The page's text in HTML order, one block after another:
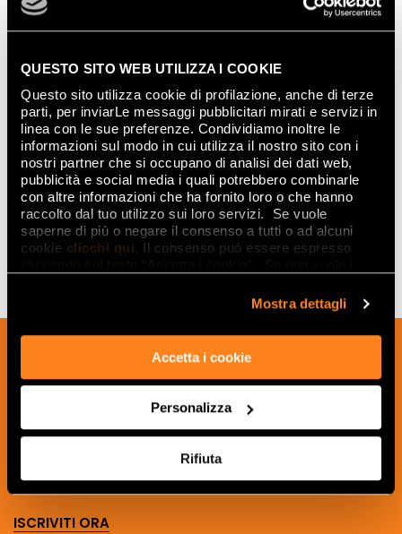
QUESTO SITO WEB UTILIZZA I COOKIE
Questo sito utilizza cookie di profilazione, anche di terze
parti, per inviarLe messaggi pubblicitari mirati e servizi in
linea con le sue preferenze. Condividiamo inoltre le
informazioni sul modo in cui utilizza il nostro sito con i
nostri partner che si occupano di analisi dei dati web,
pubblicità e social media i quali potrebbero combinarle
con altre informazioni che ha fornito loro o che hanno
raccolto dal tuo utilizzo sui loro servizi. Se vuole
saperne di più o negare il consenso a tutti o ad alcuni
cookie clicchi qui. Il consenso può essere espresso
Mostra dettagli
Accetta i cookie
Personalizza
Rifiuta
Iscriviti alla nostra newsletter per essere
sempre aggiornato sulle novità e
ricevere idee, consigli e suggerimenti
del mondo della ceramica e dell’interior
design.
ISCRIVITI ORA